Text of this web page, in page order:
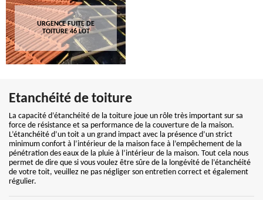
URGENCE FUITE DE
TOITURE 46 LOT
Etanchéité de toiture
La capacité d’étanchéité de la toiture joue un rôle très important sur sa
force de résistance et sa performance de la couverture de la maison.
L’étanchéité d’un toit a un grand impact avec la présence d’un strict
minimum confort à l’intérieur de la maison face à l’empêchement de la
pénétration des eaux de la pluie à l’intérieur de la maison. Tout cela nous
permet de dire que si vous voulez être sûre de la longévité de l’étanchéité
de votre toit, veuillez ne pas négliger son entretien correct et également
régulier.